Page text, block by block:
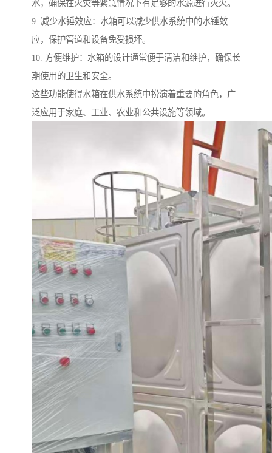
水，确保在火灾等紧急情况下有足够的水源进行灭火。
9. 减少水锤效应：水箱可以减少供水系统中的水锤效
应，保护管道和设备免受损坏。
10. 方便维护：水箱的设计通常便于清洁和维护，确保长
期使用的卫生和安全。
这些功能使得水箱在供水系统中扮演着重要的角色，广
泛应用于家庭、工业、农业和公共设施等领域。